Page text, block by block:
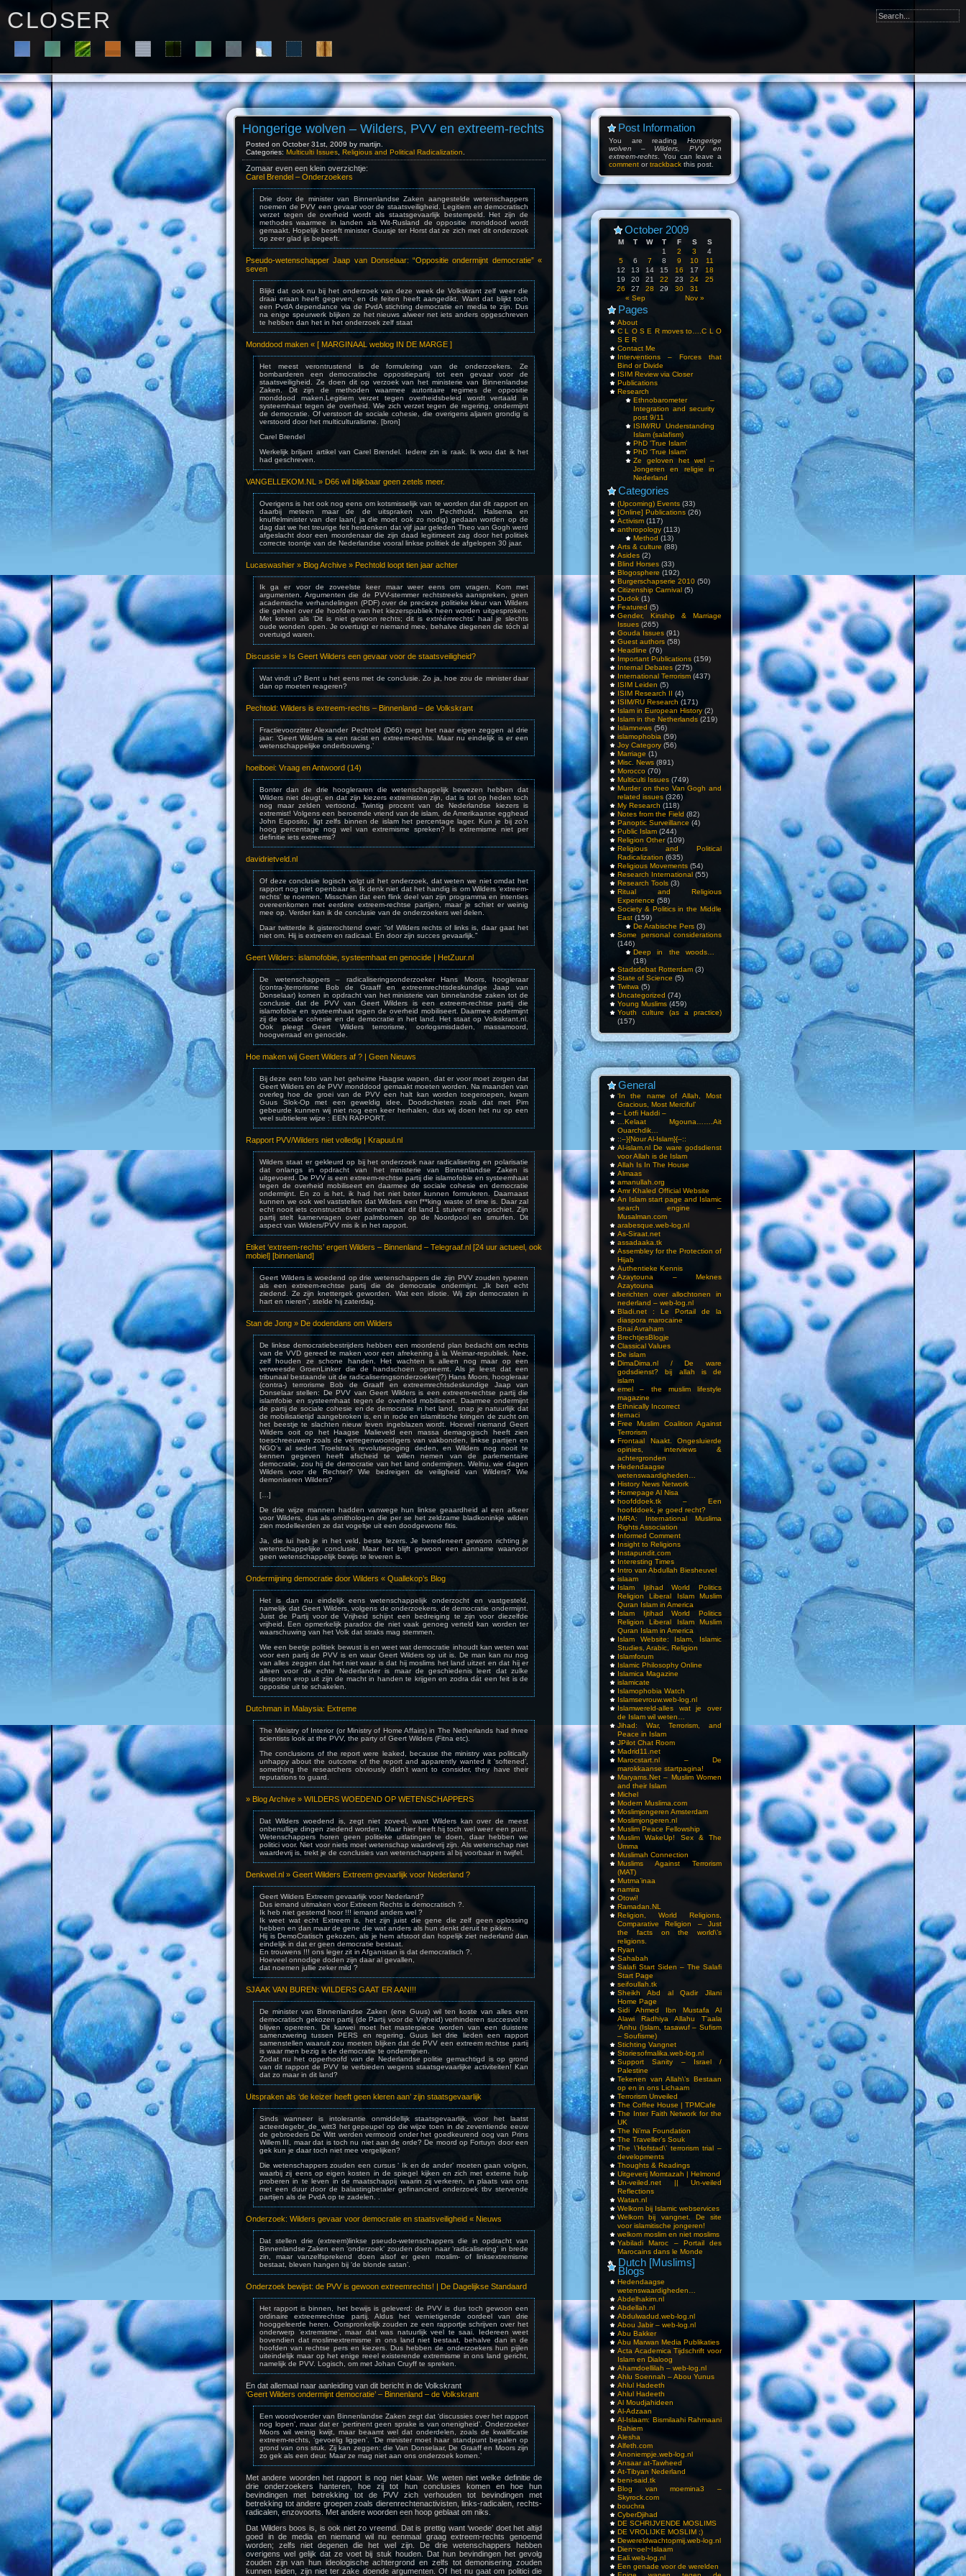
C L O S E R
Post Information
You are reading Hongerige
wolven – Wilders, PVV en
extreem-rechts . You can leave a
comment ortrackback this post.
October 2009
M T W T F S S
« Sep Nov »
1 2 3
4
5
6 7 8 9 10
11
12
13 14 15 16 17
18
19
20 21 22 23 24
25
26
27 28 29 30 31
Pages
About
C L O S E R moves to….C L O
S E R
Contact Me
Interventions – Forces that
Bind or Divide
ISIM Review via Closer
Publications
Research
Ethnobarometer –
Integration and security
post 9/11
ISIM/RU Understanding
Islam (salafism)
PhD 'True Islam'
PhD ‘True Islam’
Ze geloven het wel –
Jongeren en religie in
Nederland
Categories
(Upcoming) Events (33)
[Online] Publications (26)
Activism (117)
anthropology (113)
Method (13)
Arts & culture (88)
Asides (2)
Blind Horses (33)
Blogosphere (192)
Burgerschapserie 2010 (50)
Citizenship Carnival (5)
Dudok (1)
Featured (5)
Gender, Kinship & Marriage
Issues (265)
Gouda Issues (91)
Guest authors (58)
Headline (76)
Important Publications (159)
Internal Debates (275)
International Terrorism (437)
ISIM Leiden (5)
ISIM Research II (4)
ISIM/RU Research (171)
Islam in European History (2)
Islam in the Netherlands (219)
Islamnews (56)
islamophobia (59)
Joy Category (56)
Marriage (1)
Misc. News (891)
Morocco (70)
Multiculti Issues (749)
Murder on theo Van Gogh and
related issues (326)
My Research (118)
Notes from the Field (82)
Panoptic Surveillance (4)
Public Islam (244)
Religion Other(109)
Religious and Political
Radicalization (635)
Religious Movements (54)
Research International (55)
Research Tools (3)
Ritual and Religious
Experience (58)
Society & Politics in the Middle
East (159)
De Arabische Pers (3)
Some personal considerations
(146)
Deep in the woods…
(18)
Stadsdebat Rotterdam (3)
State of Science (5)
Twitwa (5)
Uncategorized (74)
Young Muslims (459)
Youth culture (as a practice)
(157)
General
‘In the name of Allah, Most
Gracious, Most Merciful’
– Lotfi Haddi –
…Kelaat Mgouna…….Ait
Ouarchdik…
::–}{Nour Al-Islam}{–::
Al-islam.nl De ware godsdienst
voor Allah is de Islam
Allah Is In The House
Almaas
amanullah.org
Amr Khaled Official Website
An Islam start page and Islamic
search engine –
Musalman.com
arabesque.web-log.nl
As-Siraat.net
assadaaka.tk
Assembley for the Protection of
Hijab
Authentieke Kennis
Azaytouna – Meknes
Azaytouna
berichten over allochtonen in
nederland – web-log.nl
Bladi.net : Le Portail de la
diaspora marocaine
Bnai Avraham
BrechtjesBlogje
Classical Values
De islam
DimaDima.nl / De ware
godsdienst? bij allah is de
islam
emel – the muslim lifestyle
magazine
Ethnically Incorrect
fernaci
Free Muslim Coalition Against
Terrorism
Frontaal Naakt. Ongesluierde
opinies, interviews &
achtergronden
Hedendaagse
wetenswaardigheden…
History News Network
Homepage Al Nisa
hoofddoek.tk – Een
hoofddoek, je goed recht?
IMRA: International Muslima
Rights Association
Informed Comment
Insight to Religions
Instapundit.com
Interesting Times
Intro van Abdullah Biesheuvel
islaam
Islam Ijtihad World Politics
Religion Liberal Islam Muslim
Quran Islam in America
Islam Ijtihad World Politics
Religion Liberal Islam Muslim
Quran Islam in America
Islam Website: Islam, Islamic
Studies, Arabic, Religion
Islamforum
Islamic Philosophy Online
Islamica Magazine
islamicate
Islamophobia Watch
Islamsevrouw.web-log.nl
Islamwereld-alles wat je over
de Islam wil weten…
Jihad: War, Terrorism, and
Peace in Islam
JPilot Chat Room
Madrid11.net
Marocstart.nl – De
marokkaanse startpagina!
Maryams.Net – Muslim Women
and their Islam
Michel
Modern Muslima.com
Moslimjongeren Amsterdam
Moslimjongeren.nl
Muslim Peace Fellowship
Muslim WakeUp! Sex & The
Umma
Muslimah Connection
Muslims Against Terrorism
(MAT)
Mutma’inaa
namira
Otowi!
Ramadan.NL
Religion, World Religions,
Comparative Religion – Just
the facts on the world\’s
religions.
Ryan
Sahabah
Salafi Start Siden – The Salafi
Start Page
seifoullah.tk
Sheikh Abd al Qadir Jilani
Home Page
Sidi Ahmed Ibn Mustafa Al
Alawi Radhiya Allahu T’aala
‘Anhu (Islam, tasawuf – Sufism
– Soufisme)
Stichting Vangnet
Storiesofmalika.web-log.nl
Support Sanity – Israel /
Palestine
Tekenen van Allah\’s Bestaan
op en in ons Lichaam
Terrorism Unveiled
The Coffee House | TPMCafe
The Inter Faith Network for the
UK
The Ni’ma Foundation
The Traveller’s Souk
The \’Hofstad\’ terrorism trial –
developments
Thoughts & Readings
Uitgeverij Momtazah | Helmond
Un-veiled.net || Un-veiled
Reflections
Watan.nl
Welkom bij Islamic webservices
Welkom bij vangnet. De site
voor islamitische jongeren!
welkom moslim en niet moslims
Yabiladi Maroc – Portail des
Marocains dans le Monde
Dutch [Muslims]
Blogs
Hedendaagse
wetenswaardigheden…
Abdelhakim.nl
Abdellah.nl
Abdulwadud.web-log.nl
Abou Jabir – web-log.nl
Abu Bakker
Abu Marwan Media Publikaties
Acta Academica Tijdschrift voor
Islam en Dialoog
Ahamdoellilah – web-log.nl
Ahlu Soennah – Abou Yunus
Ahlul Hadeeth
Ahlul Hadeeth
Al Moudjahideen
Al-Adzaan
Al-Islaam: Bismilaahi Rahmaani
Rahiem
Alesha
Alfeth.com
Anoniempje.web-log.nl
Ansaar at-Tawheed
At-Tibyan Nederland
beni-said.tk
Blog van moemina3 –
Skyrock.com
bouchra
CyberDjihad
DE SCHRIJVENDE MOSLIMS
DE VROLIJKE MOSLIM ;)
Dewereldwachtopmij.web-log.nl
Dien~oel~Islaam
Eali.web-log.nl
Een genade voor de werelden
Hongerige wolven – Wilders, PVV en extreem-rechts
Posted on October 31st, 2009 by martijn.
Categories: Multiculti Issues Religious and Political Radicalization
Zomaar even een klein overzichtje:
Carel Brendel – Onderzoekers
Drie door de minister van Binnenlandse Zaken aangestelde wetenschappers
noemen de PVV een gevaar voor de staatsveiligheid. Legitiem en democratisch
verzet tegen de overheid wordt als staatsgevaarlijk bestempeld. Het zijn de
methodes waarmee in landen als Wit-Rusland de oppositie monddood wordt
gemaakt. Hopelijk beseft minister Guusje ter Horst dat ze zich met dit onderzoek
op zeer glad ijs begeeft.
Pseudo-wetenschapper Jaap van Donselaar: “Oppositie ondermijnt democratie” «
seven
Blijkt dat ook nu bij het onderzoek van deze week de Volkskrant zelf weer die
draai eraan heeft gegeven, en de feiten heeft aangedikt. Want dat blijkt toch
een PvdA dependance via de PvdA stichting democratie en media te zijn. Dus
na enige speurwerk blijken ze het nieuws alweer net iets anders opgeschreven
te hebben dan het in het onderzoek zelf staat
Monddood maken « [ MARGINAAL weblog IN DE MARGE ]
Het meest verontrustend is de formulering van de onderzoekers. Ze
bombarderen een democratische oppositiepartij tot een gevaar voor de
staatsveiligheid. Ze doen dit op verzoek van het ministerie van Binnenlandse
Zaken. Dit zijn de methoden waarmee autoritaire regimes de oppositie
monddood maken.Legitiem verzet tegen overheidsbeleid wordt vertaald in
systeemhaat tegen de overheid. Wie zich verzet tegen de regering, ondermijnt
de democratie. Of verstoort de sociale cohesie, die overigens aljaren grondig is
verstoord door het multiculturalisme. [bron]
Carel Brendel
Werkelijk briljant artikel van Carel Brendel. Iedere zin is raak. Ik wou dat ik het
had geschreven.
VANGELLEKOM.NL » D66 wil blijkbaar geen zetels meer.
Overigens is het ook nog eens om kotsmisselijk van te worden dat dit rapport en
daarbij meteen maar de de uitspraken van Pechthold, Halsema en
knuffelminister van der laan( ja die moet ook zo nodig) gedaan worden op de
dag dat we het treurige feit herdenken dat vijf jaar geleden Theo van Gogh werd
afgeslacht door een moordenaar die zijn daad legitimeert zag door het politiek
correcte toontje van de Nederlandse vooral linkse politiek de afgelopen 30 jaar.
Lucaswashier » Blog Archive » Pechtold loopt tien jaar achter
Ik ga er voor de zoveelste keer maar weer eens om vragen. Kom met
argumenten. Argumenten die de PVV-stemmer rechtstreeks aanspreken, geen
academische verhandelingen (PDF) over de precieze politieke kleur van Wilders
die geheel over de hoofden van het kiezerspubliek heen worden uitgesproken.
Met kreten als ‘Dit is niet gewoon rechts; dit is extréémrechts’ haal je slechts
oude wonden open. Je overtuigt er niemand mee, behalve diegenen die tóch al
overtuigd waren.
Discussie » Is Geert Wilders een gevaar voor de staatsveiligheid?
Wat vindt u? Bent u het eens met de conclusie. Zo ja, hoe zou de minister daar
dan op moeten reageren?
Pechtold: Wilders is extreem-rechts – Binnenland – de Volkskrant
Fractievoorzitter Alexander Pechtold (D66) roept het naar eigen zeggen al drie
jaar: ‘Geert Wilders is een racist en extreem-rechts. Maar nu eindelijk is er een
wetenschappelijke onderbouwing.’
hoeiboei: Vraag en Antwoord (14)
Bonter dan de drie hoogleraren die wetenschappelijk bewezen hebben dat
Wilders niet deugt, en dat zijn kiezers extremisten zijn, dat is tot op heden toch
nog maar zelden vertoond. Twintig procent van de Nederlandse kiezers is
extremist! Volgens een beroemde vriend van de islam, de Amerikaanse egghead
John Esposito, ligt zelfs binnen de islam het percentage lager. Kun je bij zo’n
hoog percentage nog wel van extremisme spreken? Is extremisme niet per
definitie iets extreems?
davidrietveld.nl
Of deze conclusie logisch volgt uit het onderzoek, dat weten we niet omdat het
rapport nog niet openbaar is. Ik denk niet dat het handig is om Wilders ‘extreem-
rechts’ te noemen. Misschien dat een flink deel van zijn programma en intenties
overeenkomen met eerdere extreem-rechtse partijen, maar je schiet er weinig
mee op. Verder kan ik de conclusie van de onderzoekers wel delen.
Daar twitterde ik gisterochtend over: “of Wilders rechts of links is, daar gaat het
niet om. Hij is extreem en radicaal. En door zijn succes gevaarlijk.”
Geert Wilders: islamofobie, systeemhaat en genocide | HetZuur.nl
De wetenschappers – radicaliseringsonderzoeker Hans Moors, hoogleraar
(contra-)terrorisme Bob de Graaff en extreemrechtsdeskundige Jaap van
Donselaar) komen in opdracht van het ministerie van binnelandse zaken tot de
conclusie dat de PVV van Geert Wilders is een extreem-rechtse partij die
islamofobie en systeemhaat tegen de overheid mobiliseert. Daarmee ondermijnt
zij de sociale cohesie en de democratie in het land. Het staat op Volkskrant.nl.
Ook pleegt Geert Wilders terrorisme, oorlogsmisdaden, massamoord,
hoogverraad en genocide.
Hoe maken wij Geert Wilders af ? | Geen Nieuws
Bij deze een foto van het geheime Haagse wapen, dat er voor moet zorgen dat
Geert Wilders en de PVV monddood gemaakt moeten worden. Na maanden van
overleg hoe de groei van de PVV een halt kan worden toegeroepen, kwam
Guus Slok-Op met een geweldig idee. Doodschieten zoals dat met Pim
gebeurde kunnen wij niet nog een keer herhalen, dus wij doen het nu op een
veel subtielere wijze : EEN RAPPORT.
Rapport PVV/Wilders niet volledig | Krapuul.nl
Wilders staat er gekleurd op bij het onderzoek naar radicalisering en polarisatie
dat onlangs in opdracht van het ministerie van Binnenlandse Zaken is
uitgevoerd. De PVV is een extreem-rechtse partij die islamofobie en systeemhaat
tegen de overheid mobiliseert en daarmee de sociale cohesie en democratie
ondermijnt. En zo is het, ik had het niet beter kunnen formuleren. Daarnaast
kunnen we ook wel vaststellen dat Wilders een f**king waste of time is. Daar zal
echt nooit iets constructiefs uit komen waar dit land 1 stuiver mee opschiet. Zijn
partij stelt kamervragen over palmbomen op de Noordpool en smurfen. Dit
aspect van Wilders/PVV mis ik in het rapport.
Etiket ‘extreem-rechts’ ergert Wilders – Binnenland – Telegraaf.nl [24 uur actueel, ook
mobiel] [binnenland]
Geert Wilders is woedend op drie wetenschappers die zijn PVV zouden typeren
als een extreem-rechtse partij die de democratie ondermijnt. „Ik ben echt
ziedend. Ze zijn knettergek geworden. Wat een idiotie. Wij zijn democraten in
hart en nieren”, stelde hij zaterdag.
Stan de Jong » De dodendans om Wilders
De linkse democratiebestrijders hebben een moordend plan bedacht om rechts
van de VVD gereed te maken voor een afrekening à la Weimar-republiek. Nee,
zelf houden ze schone handen. Het wachten is alleen nog maar op een
verweesde GroenLinker die de handschoen opneemt. Als je leest dat een
tribunaal bestaande uit de radicaliseringsonderzoeker(?) Hans Moors, hoogleraar
(contra-) terrorisme Bob de Graaff en extreemrechtsdeskundige Jaap van
Donselaar stellen: De PVV van Geert Wilders is een extreem-rechtse partij die
islamfobie en systeemhaat tegen de overheid mobiliseert. Daarmee ondermijnt
de partij de sociale cohesie en de democratie in het land, snap je natuurlijk dat
de mobilisatietijd aangebroken is, en in rode en islamitische kringen de zucht om
het beestje te slachten nieuw leven ingeblazen wordt. Hoewel niemand Geert
Wilders ooit op het Haagse Malieveld een massa demagogisch heeft zien
toeschreeuwen zoals de vertegenwoordigers van vakbonden, linkse partijen en
NGO’s al sedert Troelstra’s revolutiepoging deden, en Wilders nog nooit te
kennen gegeven heeft afscheid te willen nemen van de parlementaire
democratie, zou hij de democratie van het land ondermijnen. Welnu, wie dagen
Wilders voor de Rechter? Wie bedreigen de veiligheid van Wilders? Wie
demoniseren Wilders?
[…]
De drie wijze mannen hadden vanwege hun linkse geaardheid al een afkeer
voor Wilders, dus als ornithologen die per se het zeldzame bladkoninkje wilden
zien modelleerden ze dat vogeltje uit een doodgewone fitis.
Ja, die lui heb je in het veld, beste lezers. Je beredeneert gewoon richting je
wetenschappelijke conclusie. Maar het blijft gewoon een aanname waarvoor
geen wetenschappelijk bewijs te leveren is.
Ondermijning democratie door Wilders « Quallekop’s Blog
Het is dan nu eindelijk eens wetenschappelijk onderzocht en vastgesteld,
namelijk dat Geert Wilders, volgens de onderzoekers, de democratie ondermijnt.
Juist de Partij voor de Vrijheid schijnt een bedreiging te zijn voor diezelfde
vrijheid. Een opmerkelijk paradox die niet vaak genoeg verteld kan worden ter
waarschuwing van het Volk dat straks mag stemmen.
Wie een beetje politiek bewust is en weet wat democratie inhoudt kan weten wat
voor een partij de PVV is en waar Geert Wilders op uit is. De man kan nu nog
van alles zeggen dat het niet waar is dat hij moslims het land uitzet en dat hij er
alleen voor de echte Nederlander is maar de geschiedenis leert dat zulke
despoten erop uit zijn de macht in handen te krijgen en zodra dát een feit is de
oppositie uit te schakelen.
Dutchman in Malaysia: Extreme
The Ministry of Interior (or Ministry of Home Affairs) in The Netherlands had three
scientists look at the PVV, the party of Geert Wilders (Fitna etc).
The conclusions of the report were leaked, because the ministry was politically
unhappy about the outcome of the report and apparently wanted it ‘softened’,
something the researchers obviously didn’t want to consider, they have their
reputations to guard.
» Blog Archive » WILDERS WOEDEND OP WETENSCHAPPERS
Dat Wilders woedend is, zegt niet zoveel, want Wilders kan over de meest
onbenullige dingen ziedend worden. Maar hier heeft hij toch wel weer een punt.
Wetenschappers horen geen politieke uitlatingen te doen, daar hebben we
politici voor. Niet voor niets moet wetenschap waardevrij zijn. Als wetenschap niet
waardevrij is, trekt je de conclusies van wetenschappers al bij voorbaar in twijfel.
Denkwel.nl » Geert Wilders Extreem gevaarlijk voor Nederland ?
Geert Wilders Extreem gevaarlijk voor Nederland?
Dus iemand uitmaken voor Extreem Rechts is democratisch ?.
Ik heb niet gestemd hoor !!! iemand anders wel ?
Ik weet wat echt Extreem is, het zijn juist die gene die zelf geen oplossing
hebben en dan maar de gene die wat anders als hun denkt deruit te pikken,
Hij is DemoCratisch gekozen, als je hem afstoot dan hopelijk ziet nederland dan
eindelijk in dat er geen democratie bestaat.
En trouwens !!! ons leger zit in Afganistan is dat democratisch ?.
Hoeveel onnodige doden zijn daar al gevallen,
dat noemen jullie zeker mild ?
SJAAK VAN BUREN: WILDERS GAAT ER AAN!!!
De minister van Binnenlandse Zaken (ene Guus) wil ten koste van alles een
democratisch gekozen partij (de Partij voor de Vrijheid) verhinderen succesvol te
blijven opereren. Dit karwei moet het masterpiece worden van een duistere
samenzwering tussen PERS en regering. Guus liet drie lieden een rapport
samenstellen waaruit zou moeten blijken dat de PVV een extreem rechtse partij
is waar men bezig is de democratie te ondermijnen.
Zodat nu het opperhoofd van de Nederlandse politie gemachtigd is op grond
van dit rapport de PVV te verbieden wegens staatsgevaarlijke activiteiten! Kan
dat zo maar in dit land?
Uitspraken als ‘de keizer heeft geen kleren aan’ zijn staatsgevaarlijk
Sinds wanneer is intolerantie onmiddellijk staatsgevaarlijk, voor het laatst
acteerdegebr_de_witt3 het gepeupel op die wijze toen in de zeventiende eeuw
de gebroeders De Witt werden vermoord onder het goedkeurend oog van Prins
Willem III, maar dat is toch nu niet aan de orde? De moord op Fortuyn door een
gek kun je daar toch niet mee vergelijken?
Die wetenschappers zouden een cursus ‘ Ik en de ander’ moeten gaan volgen,
waarbij zij eens op eigen kosten in de spiegel kijken en zich met externe hulp
proberen in te leven in de maatschappij waarin zij verkeren, in plaats van ons
met een duur door de balastingbetaler gefinancierd onderzoek tbv stervende
partijen als de PvdA op te zadelen. .
Onderzoek: Wilders gevaar voor democratie en staatsveiligheid « Nieuws
Dat stellen drie (extreem)linkse pseudo-wetenschappers die in opdracht van
Binnenlandse Zaken een ‘onderzoek’ zouden doen naar ‘radicalisering’ in brede
zin, maar vanzelfsprekend doen alsof er geen moslim- of linksextremisme
bestaat, bleven hangen bij ‘de blonde satan’.
Onderzoek bewijst: de PVV is gewoon extreemrechts! | De Dagelijkse Standaard
Het rapport is binnen, het bewijs is geleverd: de PVV is dus toch gewoon een
ordinaire extreemrechtse partij. Aldus het vernietigende oordeel van drie
hooggeleerde heren. Oorspronkelijk zouden ze een rapportje schrijven over het
onderwerp ‘extremisme’, maar dat was natuurlijk veel te saai. Iedereen weet
bovendien dat moslimextremisme in ons land niet bestaat, behalve dan in de
hoofden van rechtse pers en kiezers. Dus hebben de onderzoekers hun pijlen
uiteindelijk maar op het enige reeel existerende extremisme in ons land gericht,
namelijk de PVV. Logisch, om met Johan Cruyff te spreken.
En dat allemaal naar aanleiding van dit bericht in de Volkskrant
‘Geert Wilders ondermijnt democratie’ – Binnenland – de Volkskrant
Een woordvoerder van Binnenlandse Zaken zegt dat ‘discussies over het rapport
nog lopen’, maar dat er ‘pertinent geen sprake is van onenigheid’. Onderzoeker
Moors wil weinig kwijt, maar beaamt wel dat onderdelen, zoals de kwalificatie
extreem-rechts, ‘gevoelig liggen’. ‘De minister moet haar standpunt bepalen op
grond van ons stuk. Zij kan zeggen: die Van Donselaar, De Graaff en Moors zijn
zo gek als een deur. Maar ze mag niet aan ons onderzoek komen.’
Met andere woorden het rapport is nog niet klaar. We weten niet welke definitie de
drie onderzoekers hanteren, hoe zij tot hun conclusies komen en hoe hun
bevindingen met betrekking tot de PVV zich verhouden tot bevindingen met
betrekking tot andere groepen zoals dierenrechtenactivisten, links-radicalen, rechts-
radicalen, enzovoorts. Met andere woorden een hoop geblaat om niks.
Dat Wilders boos is, is ook niet zo vreemd. Dat is prettig want ‘woede’ doet het altijd
goed in de media en niemand wil nu eenmaal graag extreem-rechts genoemd
worden; zelfs niet degenen die het wel zijn. De drie wetenschappers hebben
overigens wel gelijk dat ze voet bij stuk houden. Dat hun bevindingen het gevolg
zouden zijn van hun ideologische achtergrond en zelfs tot demonisering zouden
kunnen leiden, zijn niet ter zake doende argumenten. Of het nu gaat om politici die